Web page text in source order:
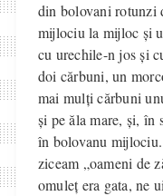
din bolovani rotunzi
mijlociu la mijloc și
cu urechile-n jos și
doi cărbuni, un
mai mulți cărbuni
și pe ăla mare, și, în
în bolovanu
ziceam „oameni de
omuleț era gata, ne